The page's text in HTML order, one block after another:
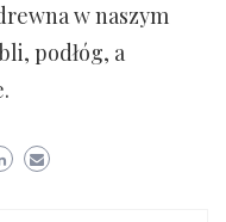
w naszym
podłóg, a